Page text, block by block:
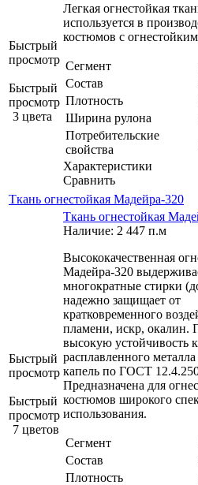
Быстрый
просмотр
Быстрый
просмотр
3 цвета
Легкая огнестойкая
используется в
костюмов с
Сегмент
Состав
Плотность
Ширина рулона
Потребительские
свойства
Характеристики
Сравнить
Ткань огнестойкая Мадейра-320
Быстрый
просмотр
Быстрый
просмотр
7 цветов
Ткань огнестойкая
Наличие: 2 447 п.м
Высококачественная
Мадейра-320
многократные стирки
надежно защищает от
кратковременного
пламени, искр, окалин.
высокую устойчивость
расплавленного
капель по ГОСТ
Предназначена для
костюмов широкого
использования.
Сегмент
Состав
Плотность